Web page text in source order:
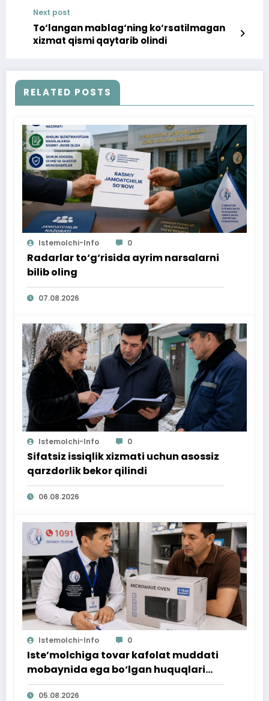
Next post
To‘langan mablag‘ning ko‘rsatilmagan
xizmat qismi qaytarib olindi
RELATED POSTS
Istemolchi-Info 0
Radarlar to‘g‘risida ayrim narsalarni
bilib oling
07.08.2026
Istemolchi-Info 0
Sifatsiz issiqlik xizmati uchun asossiz
qarzdorlik bekor qilindi
06.08.2026
Istemolchi-Info 0
Iste’molchiga tovar kafolat muddati
mobaynida ega bo‘lgan huquqlari
ta’minlab berildi
05.08.2026